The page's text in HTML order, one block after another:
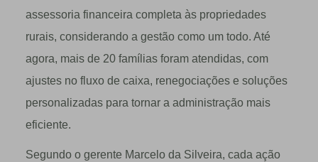
assessoria financeira completa às propriedades
rurais, considerando a gestão como um todo. Até
agora, mais de 20 famílias foram atendidas, com
ajustes no fluxo de caixa, renegociações e soluções
personalizadas para tornar a administração mais
eficiente.
Segundo o gerente Marcelo da Silveira, cada ação